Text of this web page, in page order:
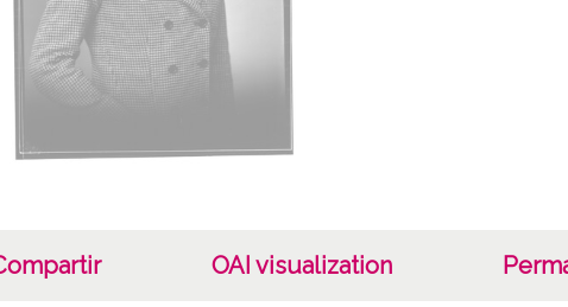
OAI visualization